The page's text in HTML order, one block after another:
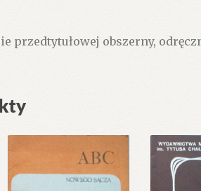
przedtytułowej obszerny,